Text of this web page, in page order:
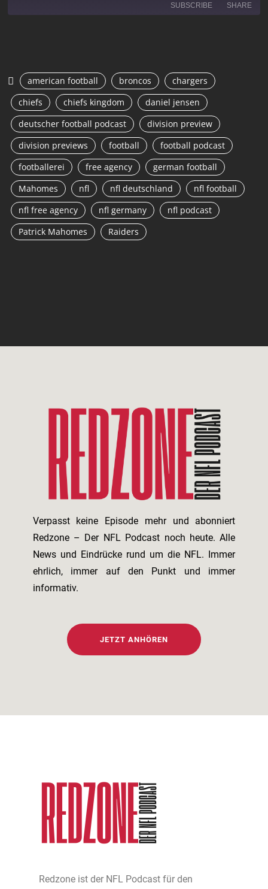
SUBSCRIBE SHARE
EMBED
american football broncos
chargers
chiefs
chiefs kingdom
daniel jensen
deutscher football podcast
division preview
division previews
football
football podcast
footballerei
free agency
german football
Mahomes
nfl nfl deutschland
nfl football
nfl free agency
nfl germany
nfl podcast
Patrick Mahomes
Raiders
Verpasst keine Episode mehr und abonniert
Redzone – Der NFL Podcast noch heute. Alle
News und Eindrücke rund um die NFL. Immer
ehrlich, immer auf den Punkt und immer
informativ.
JETZT ANHÖREN
Redzone ist der NFL Podcast für den